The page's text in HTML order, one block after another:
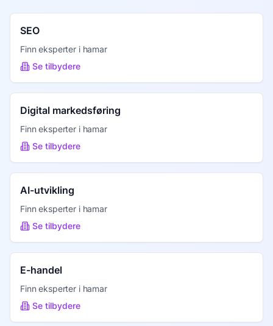
SEO
Finn eksperter i hamar
Se tilbydere
Digital markedsføring
Finn eksperter i hamar
Se tilbydere
AI-utvikling
Finn eksperter i hamar
Se tilbydere
E-handel
Finn eksperter i hamar
Se tilbydere